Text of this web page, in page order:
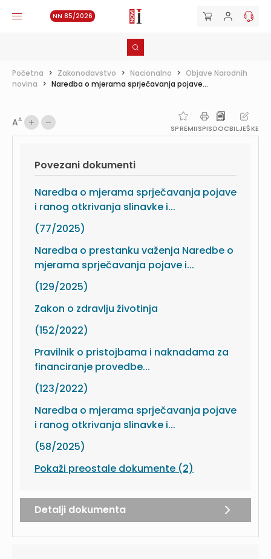
NN 85/2026
Početna > Zakonodavstvo > Nacionalno > Objave Narodnih
novina > Naredba o mjerama sprječavanja pojave...
AA
SPREMIISPISDOCBILJEŠKE
Povezani dokumenti
Naredba o mjerama sprječavanja pojave
i ranog otkrivanja slinavke i...
(77/2025)
Naredba o prestanku važenja Naredbe o
mjerama sprječavanja pojave i...
(129/2025)
Zakon o zdravlju životinja
(152/2022)
Pravilnik o pristojbama i naknadama za
financiranje provedbe...
(123/2022)
Naredba o mjerama sprječavanja pojave
i ranog otkrivanja slinavke i...
(58/2025)
Pokaži preostale dokumente (2)
Detalji dokumenta